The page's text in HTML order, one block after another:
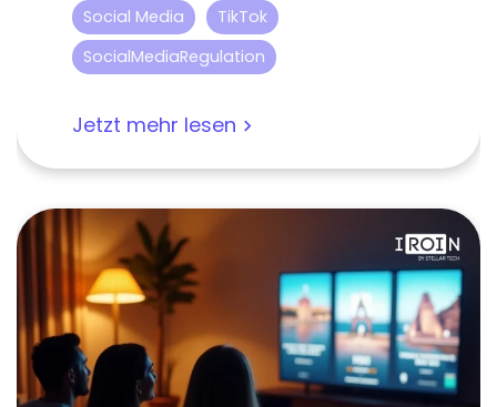
Social Media
TikTok
SocialMediaRegulation
Jetzt mehr lesen